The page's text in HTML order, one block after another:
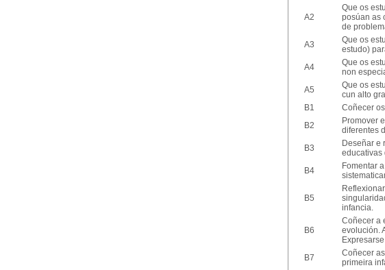
A2
Que os
posúan as
de
A3
Que os
estudo)
A4
Que os
non
A5
Que os
cun alto
B1
Coñecer
B2
Promover
diferentes
B3
Deseñar e
educativas
B4
Fomentar
B5
infancia.
B6
Coñecer a
evolución.
B7
Coñecer
primeira